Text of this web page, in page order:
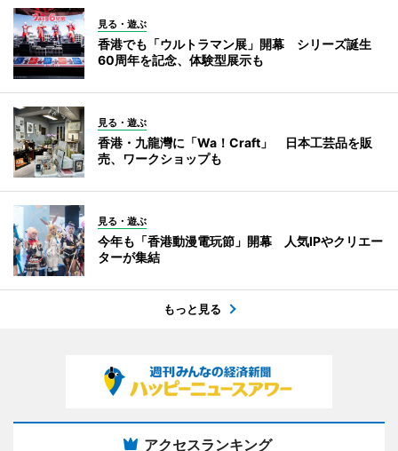
見る・遊ぶ
香港でも「ウルトラマン展」開幕 シリーズ誕生
60周年を記念、体験型展示も
見る・遊ぶ
香港・九龍灣に「Wa！Craft」 日本工芸品を販
売、ワークショップも
見る・遊ぶ
今年も「香港動漫電玩節」開幕 人気IPやクリエー
ターが集結
もっと見る
アクセスランキング